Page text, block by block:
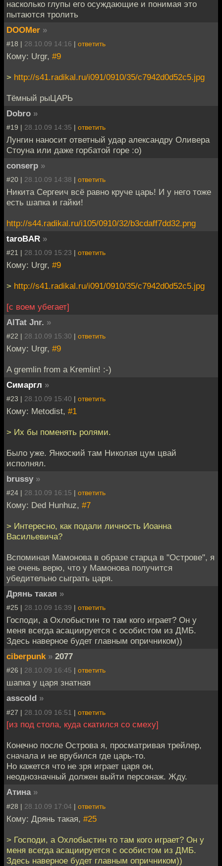
насколько глупы его осуждающие и понимая это
пытаются тролить
DOOMer »
#18 | 28.10.09 14:16 | ответить
Кому: Urgr, #9
> http://s41.radikal.ru/i091/0910/35/c7942d0d52c5.jpg
Тёмный рыЦАРЬ
Dobro »
#19 | 28.10.09 14:35 | ответить
Лунгин наносит ответный удар александру Оливера
Стоуна или даже горбатой горе :о)
conserp »
#20 | 28.10.09 14:38 | ответить
Никита Сергеич всё равно круче царь! И у него тоже
есть шапка и гайки!
http://s44.radikal.ru/i105/0910/32/b3cdaff7dd32.png
taroBAR »
#21 | 28.10.09 15:23 | ответить
Кому: Urgr, #9
> http://s41.radikal.ru/i091/0910/35/c7942d0d52c5.jpg
[с воем убегает]
AlTat Jnr. »
#22 | 28.10.09 15:30 | ответить
Кому: Urgr, #9
A gremlin from a Kremlin! :-)
Симаргл »
#23 | 28.10.09 15:40 | ответить
Кому: Metodist, #1
> Их бы поменять ролями.
Было уже. Янкоский там Николая цум цвай
исполнял.
brussy »
#24 | 28.10.09 16:15 | ответить
Кому: Ded Hunhuz, #7
> Интересно, как подали личность Иоанна
Васильевича?
Вспоминая Мамонова в образе старца в "Острове", я
не очень верю, что у Мамонова получится
убедительно сыграть царя.
Дрянь такая »
#25 | 28.10.09 16:39 | ответить
Господи, а Охлобыстин то там кого играет? Он у
меня всегда асациируется с особистом из ДМБ.
Здесь наверное будет главным опричником))
ciberpunk » 2077
#26 | 28.10.09 16:45 | ответить
шапка у царя знатная
asscold »
#27 | 28.10.09 16:51 | ответить
[из под стола, куда скатился со смеху]
Конечно после Острова я, просматривая трейлер,
сначала и не врубился где царь-то.
Но кажется что не зря играет царя он,
неоднозначный должен выйти персонаж. Жду.
Атина »
#28 | 28.10.09 17:04 | ответить
Кому: Дрянь такая, #25
> Господи, а Охлобыстин то там кого играет? Он у
меня всегда асациируется с особистом из ДМБ.
Здесь наверное будет главным опричником))